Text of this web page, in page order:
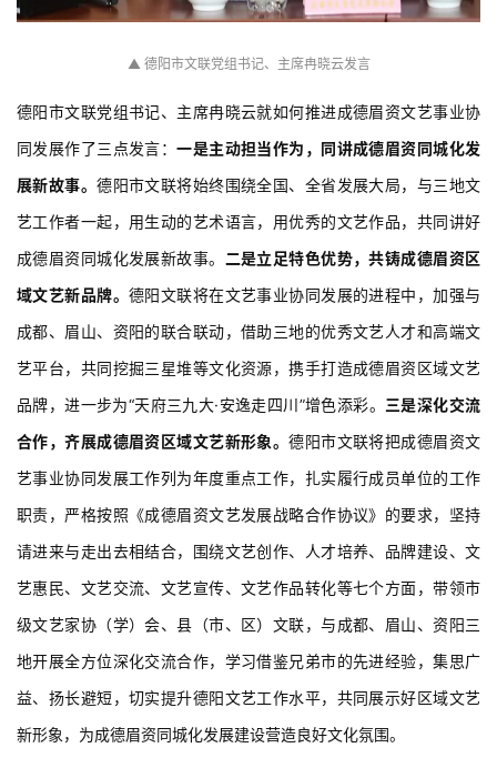
▲ 德阳市文联党组书记、主席冉晓云发言
德阳市文联党组书记、主席冉晓云就如何推进成德眉资文艺事业协
同发展作了三点发言：一是主动担当作为， 同讲成德眉资同城化发
展新故事。德阳市文联将始终围绕全国、全省发展大局，与三地文
艺工作者一起，用生动的艺术语言，用优秀的文艺作品，共同讲好
成德眉资同城化发展新故事。
二是立足特色优势，共铸成德眉资区
域文艺新品牌。 德阳文联将在文艺事业协同发展的进程中，加强与
成都、眉山、资阳的联合联动，借助三地的优秀文艺人才和高端文
艺平台，共同挖掘三星堆等文化资源，携手打造成德眉资区域文艺
品牌，进一步为“天府三九大·安逸走四川”增色添彩。 三是深化交流
合作，齐展成德眉资区域文艺新形象。德阳市文联将把成德眉资文
艺事业协同发展工作列为年度重点工作，扎实履行成员单位的工作
职责，严格按照《成德眉资文艺发展战略合作协议》的要求，坚持
请进来与走出去相结合，围绕文艺创作、人才培养、品牌建设、文
艺惠民、文艺交流、文艺宣传、文艺作品转化等七个方面，带领市
级文艺家协（学）会、县（市、区）文联，与成都、眉山、资阳三
地开展全方位深化交流合作，学习借鉴兄弟市的先进经验，集思广
益、扬长避短，切实提升德阳文艺工作水平，共同展示好区域文艺
新形象，为成德眉资同城化发展建设营造良好文化氛围。